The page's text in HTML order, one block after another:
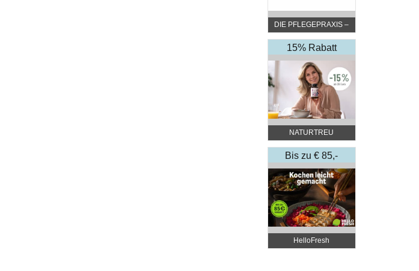
DIE PFLEGEPRAXIS –
by DGKP Katharina
Fister
15% Rabatt
NATURTREU
Bis zu € 85,-
Rabatt
HelloFresh